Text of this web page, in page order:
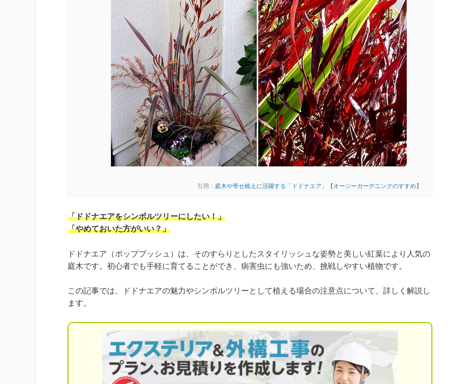
引用： 庭木や寄せ植えに活躍する「ドドナエア」【オージーガーデニングのすすめ】
「ドドナエアをシンボルツリーにしたい！」
「やめておいた方がいい？」
ドドナエア（ポッププッシュ）は、そのすらりとしたスタイリッシュな姿勢と美しい紅葉により人気の
庭木です。初心者でも手軽に育てることができ、病害虫にも強いため、挑戦しやすい植物です。
この記事では、ドドナエアの魅力やシンボルツリーとして植える場合の注意点について、詳しく解説し
ます。